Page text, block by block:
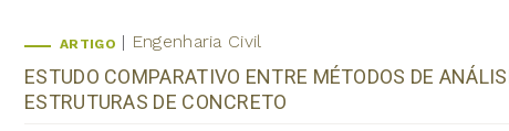
ARTIGO Engenharia Civil
ESTUDO COMPARATIVO ENTRE MÉTODOS DE
ESTRUTURAS DE CONCRETO